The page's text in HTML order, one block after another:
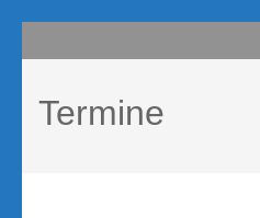
Inhalt
(Enter
drücken)
compurem
Termine